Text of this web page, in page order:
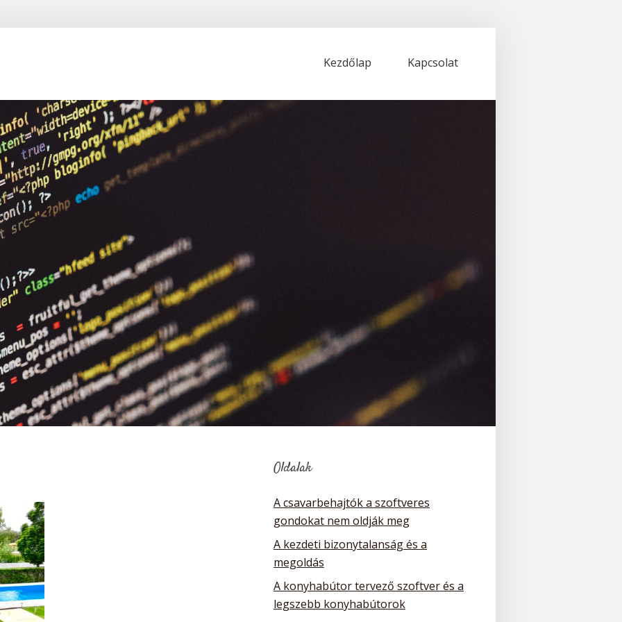
Kezdőlap Kapcsolat
Oldalak
A csavarbehajtók a szoftveres
gondokat nem oldják meg
A kezdeti bizonytalanság és a
megoldás
A konyhabútor tervező szoftver és a
legszebb konyhabútorok